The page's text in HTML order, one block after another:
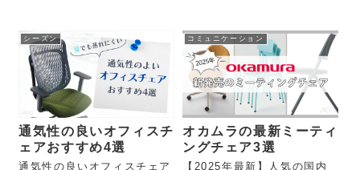
シーズン
通気性の良いオフィスチ
ェアおすすめ4選
通気性の良いオフィスチェア
コミュニケーション
オカムラの最新ミーティ
ングチェア3選
【2025年最新】人気の国内